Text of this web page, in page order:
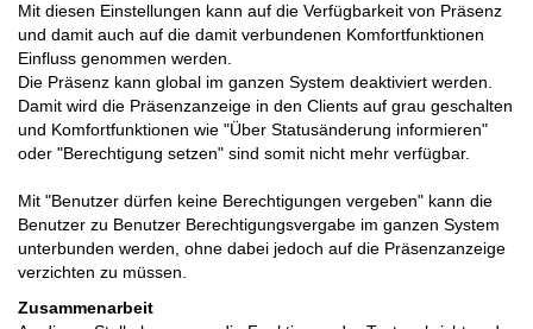
Mit diesen Einstellungen kann auf die Verfügbarkeit von Präsenz
und damit auch auf die damit verbundenen Komfortfunktionen
Einfluss genommen werden.
Die Präsenz kann global im ganzen System deaktiviert werden.
Damit wird die Präsenzanzeige in den Clients auf grau geschalten
und Komfortfunktionen wie "Über Statusänderung informieren"
oder "Berechtigung setzen" sind somit nicht mehr verfügbar.
Mit "Benutzer dürfen keine Berechtigungen vergeben" kann die
Benutzer zu Benutzer Berechtigungsvergabe im ganzen System
unterbunden werden, ohne dabei jedoch auf die Präsenzanzeige
verzichten zu müssen.
Zusammenarbeit